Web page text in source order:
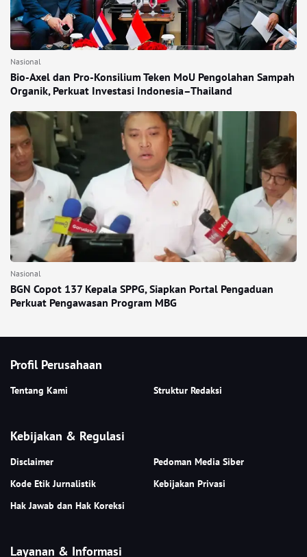
Nasional
Bio-Axel dan Pro-Konsilium Teken MoU Pengolahan Sampah
Organik, Perkuat Investasi Indonesia–Thailand
Nasional
BGN Copot 137 Kepala SPPG, Siapkan Portal Pengaduan
Perkuat Pengawasan Program MBG
Profil Perusahaan
Tentang Kami Struktur Redaksi
Kebijakan & Regulasi
Disclaimer
Pedoman Media Siber
Kode Etik Jurnalistik
Kebijakan Privasi
Hak Jawab dan Hak Koreksi
Layanan & Informasi